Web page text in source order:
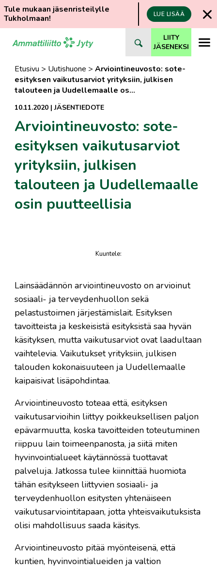
Tule mukaan jäsenristeilylle
Tukholmaan!
LUE LISÄÄ
suoraan
LIITY
JÄSENEKSI
Etusivu > Uutishuone > Arviointineuvosto: sote-
esityksen vaikutusarviot yrityksiin, julkisen
talouteen ja Uudellemaalle os…
10.11.2020 |JÄSENTIEDOTE
Arviointineuvosto: sote-
esityksen vaikutusarviot
yrityksiin, julkisen
talouteen ja Uudellemaalle
osin puutteellisia
Kuuntele:
Lainsäädännön arviointineuvosto on arvioinut
sosiaali- ja terveydenhuollon sekä
pelastustoimen järjestämislait. Esityksen
tavoitteista ja keskeisistä esityksistä saa hyvän
käsityksen, mutta vaikutusarviot ovat laadultaan
vaihtelevia. Vaikutukset yrityksiin, julkisen
talouden kokonaisuuteen ja Uudellemaalle
kaipaisivat lisäpohdintaa.
Arviointineuvosto toteaa että, esityksen
vaikutusarvioihin liittyy poikkeuksellisen paljon
epävarmuutta, koska tavoitteiden toteutuminen
riippuu lain toimeenpanosta, ja siitä miten
hyvinvointialueet käytännössä tuottavat
palveluja. Jatkossa tulee kiinnittää huomiota
tähän esitykseen liittyvien sosiaali- ja
terveydenhuollon esitysten yhtenäiseen
vaikutusarviointitapaan, jotta yhteisvaikutuksista
olisi mahdollisuus saada käsitys.
Arviointineuvosto pitää myönteisenä, että
kuntien, hyvinvointialueiden ja valtion